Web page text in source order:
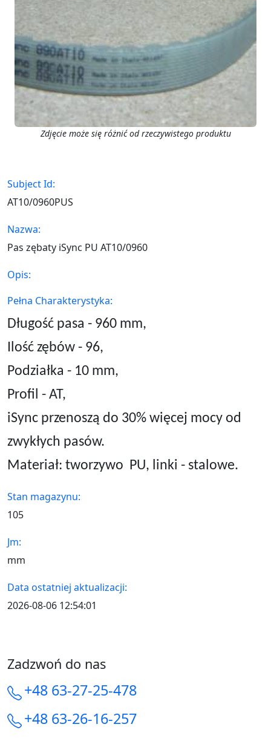
Zdjęcie może się różnić od rzeczywistego produktu
Subject Id:
AT10/0960PUS
Nazwa:
Pas zębaty iSync PU AT10/0960
Opis:
Pełna Charakterystyka:
Długość pasa - 960 mm,
Ilość zębów - 96,
Podziałka - 10 mm,
Profil - AT,
iSync przenoszą do 30% więcej mocy od
zwykłych pasów.
Materiał: tworzywo PU, linki - stalowe.
Stan magazynu:
105
Jm:
mm
Data ostatniej aktualizacji:
2026-08-06 12:54:01
Zadzwoń do nas
+48 63-27-25-478
+48 63-26-16-257